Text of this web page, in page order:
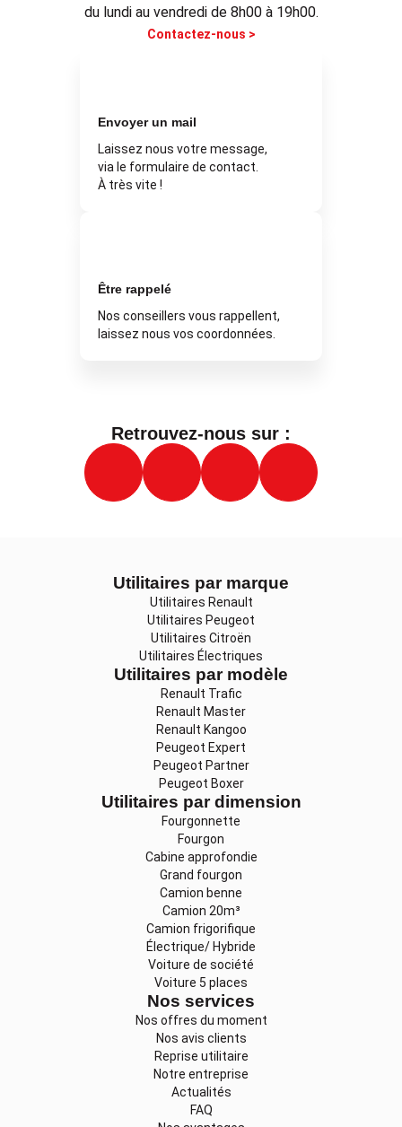
du lundi au vendredi de 8h00 à 19h00.
Contactez-nous >
Envoyer un mail
Laissez nous votre message,
via le formulaire de contact.
À très vite !
Être rappelé
Nos conseillers vous rappellent,
laissez nous vos coordonnées.
Retrouvez-nous sur :
Utilitaires par marque
Utilitaires Renault
Utilitaires Peugeot
Utilitaires Citroën
Utilitaires Électriques
Utilitaires par modèle
Renault Trafic
Renault Master
Renault Kangoo
Peugeot Expert
Peugeot Partner
Peugeot Boxer
Utilitaires par dimension
Fourgonnette
Fourgon
Cabine approfondie
Grand fourgon
Camion benne
Camion 20m³
Camion frigorifique
Électrique/ Hybride
Voiture de société
Voiture 5 places
Nos services
Nos offres du moment
Nos avis clients
Reprise utilitaire
Notre entreprise
Actualités
FAQ